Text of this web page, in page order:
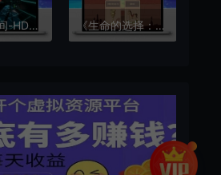
《分形空间-HD》v2.705完整版 《生命的选择：中世纪2 v1.12》完整版+中文版 Steam移植